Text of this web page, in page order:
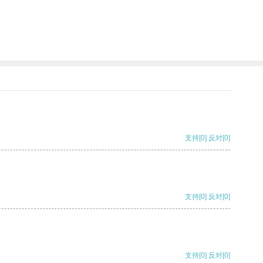
支持[0] 反对[0]
支持[0] 反对[0]
支持[0] 反对[0]